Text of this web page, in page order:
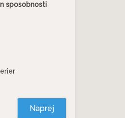
sposobnosti
Naprej